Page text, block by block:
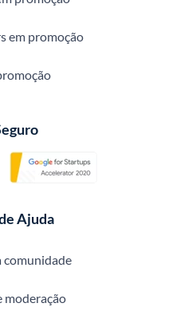
em promoção
Ajuda
comunidade
moderação